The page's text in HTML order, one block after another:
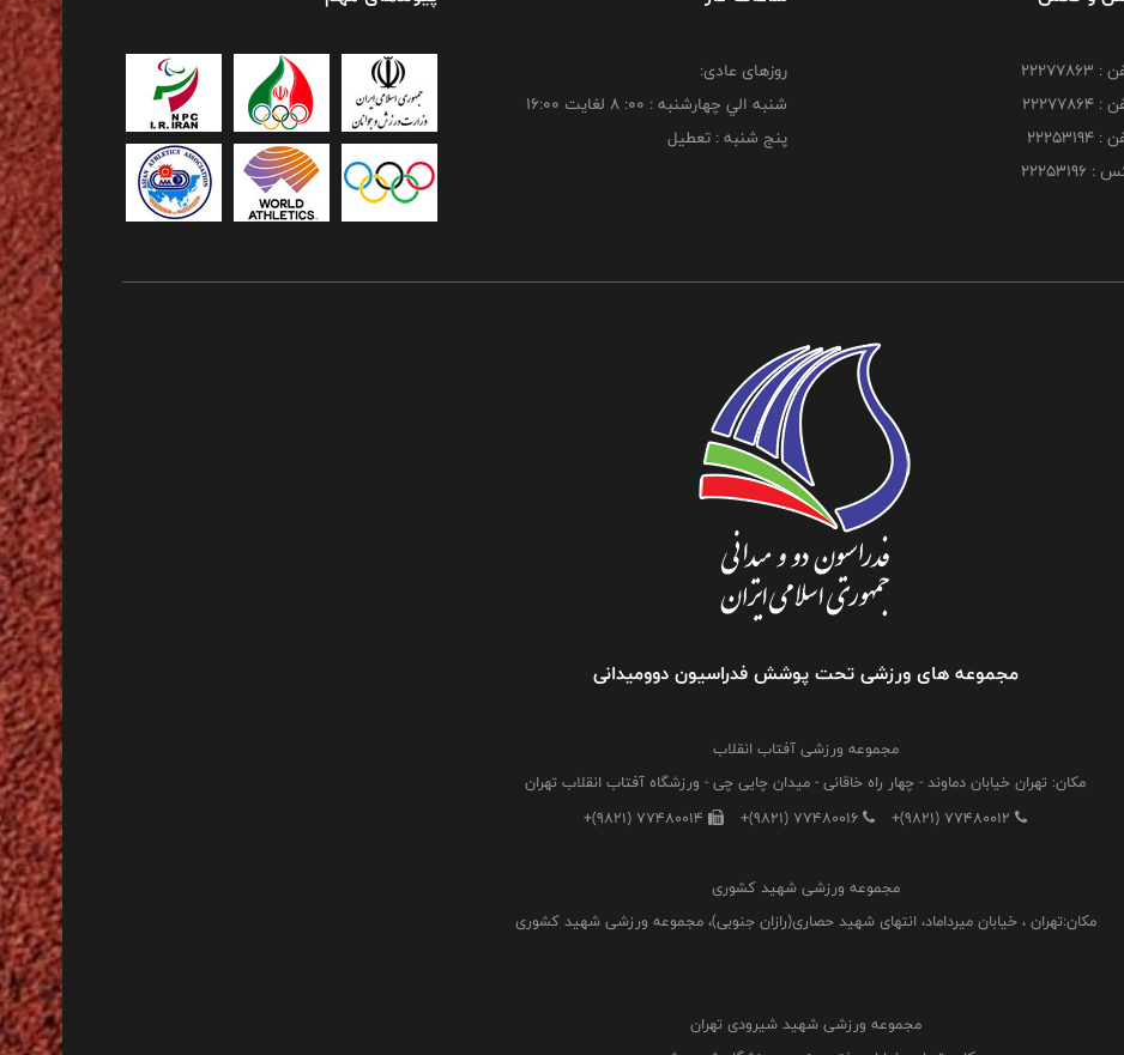
روزهای عادی:
شنبه الي چهارشنبه : 00: 8 لغايت 16:00
پنج شنبه : تعطیل
مجموعه های ورزشی تحت پوشش فدراسیون دوومیدانی
مجموعه ورزشی آفتاب انقلاب
مکان: تهران خیابان دماوند - چهار راه خاقانی - میدان چایی چی - ورزشگاه آفتاب انقلاب تهران
+(9821) 77480012
+(9821) 77480016
+(9821) 77480014
مجموعه ورزشی شهید کشوری
مکان:تهران ، خیابان میرداماد، انتهای شهید حصاری(رازان جنوبی)، مجموعه ورزشی شهید کشوری
مجموعه ورزشی شهید شیرودی تهران